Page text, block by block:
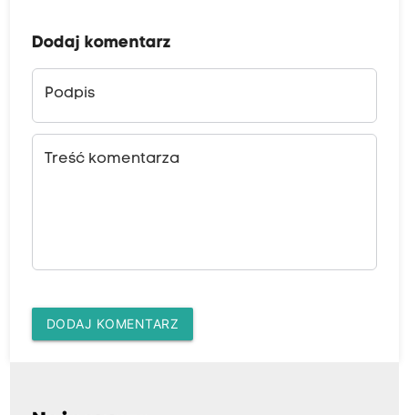
Dodaj komentarz
Podpis
Treść komentarza
DODAJ KOMENTARZ